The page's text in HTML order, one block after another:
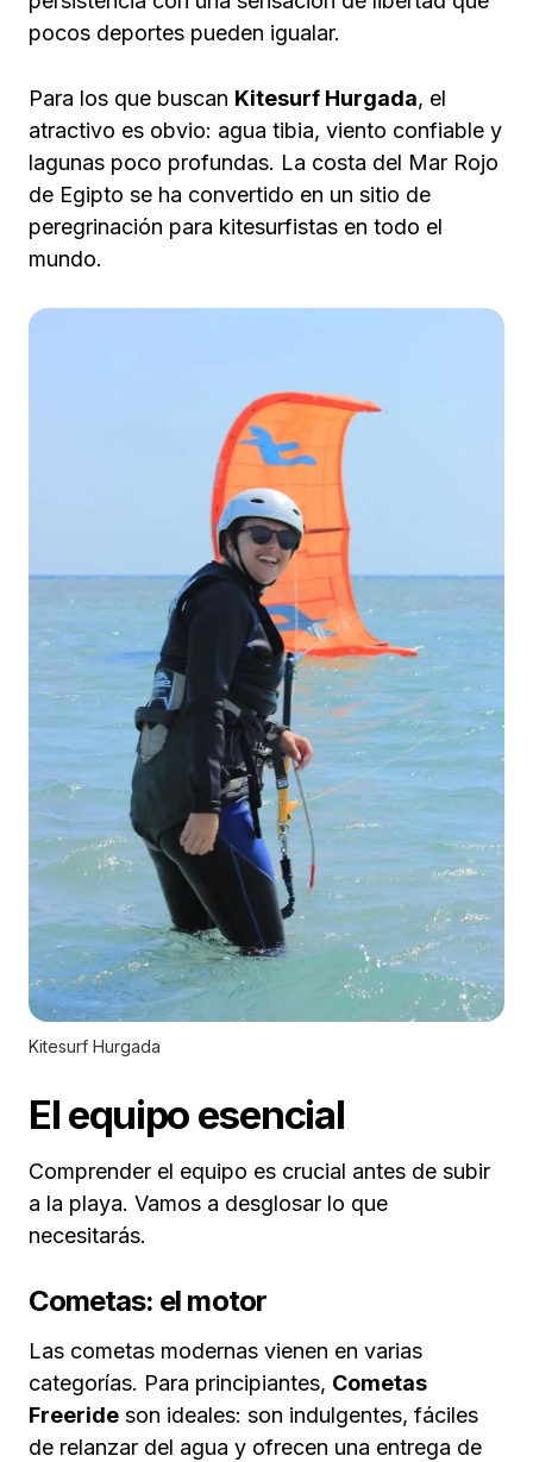
pocos deportes pueden igualar.
Para los que buscan Kitesurf Hurgada, el
atractivo es obvio: agua tibia, viento confiable y
lagunas poco profundas. La costa del Mar Rojo
de Egipto se ha convertido en un sitio de
peregrinación para kitesurfistas en todo el
mundo.
Kitesurf Hurgada
El equipo esencial
Comprender el equipo es crucial antes de subir
a la playa. Vamos a desglosar lo que
necesitarás.
Cometas: el motor
Las cometas modernas vienen en varias
categorías. Para principiantes, Cometas
Freeride son ideales: son indulgentes, fáciles
de relanzar del agua y ofrecen una entrega de